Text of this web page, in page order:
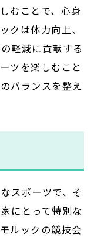
むことで、心身
クは体力向上、
軽減に貢献する
ツを楽しむこと
バランスを整え
スポーツで、そ
にとって特別な
ルックの競技会